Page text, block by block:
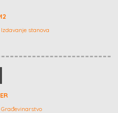
Izdavanje stanova
Građevinarstvo